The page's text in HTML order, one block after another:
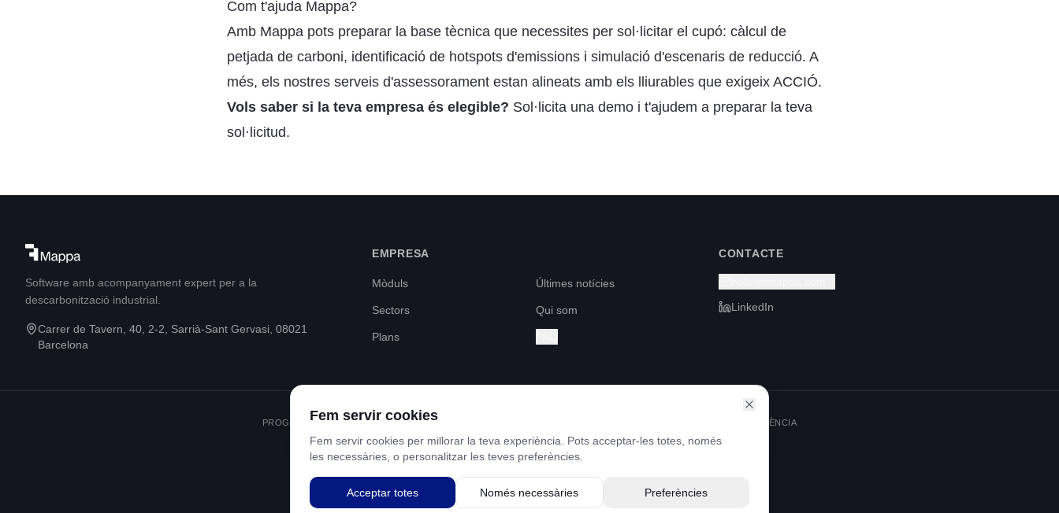
Com t'ajuda Mappa?
Amb Mappa pots preparar la base tècnica que necessites per sol·licitar el cupó: càlcul de
petjada de carboni, identificació de hotspots d'emissions i simulació d'escenaris de reducció. A
més, els nostres serveis d'assessorament estan alineats amb els lliurables que exigeix ACCIÓ.
Vols saber si la teva empresa és elegible? Sol·licita una demo i t'ajudem a preparar la teva
sol·licitud.
Software amb acompanyament expert per a la
descarbonització industrial.
Carrer de Tavern, 40, 2-2, Sarrià-Sant Gervasi, 08021
Barcelona
EMPRESA
Mòduls
Sectors
Plans
Últimes notícies
Qui som
CONTACTE
LinkedIn
PROGRAMA KIT DIGITAL FINANÇAT PELS FONS NEXT GENERATION DEL MECANISME DE RECUPERACIÓ I RESILIÈNCIA
Fem servir cookies
Fem servir cookies per millorar la teva experiència. Pots acceptar-les totes, només
les necessàries, o personalitzar les teves preferències.
Acceptar totes Només necessàries Preferències